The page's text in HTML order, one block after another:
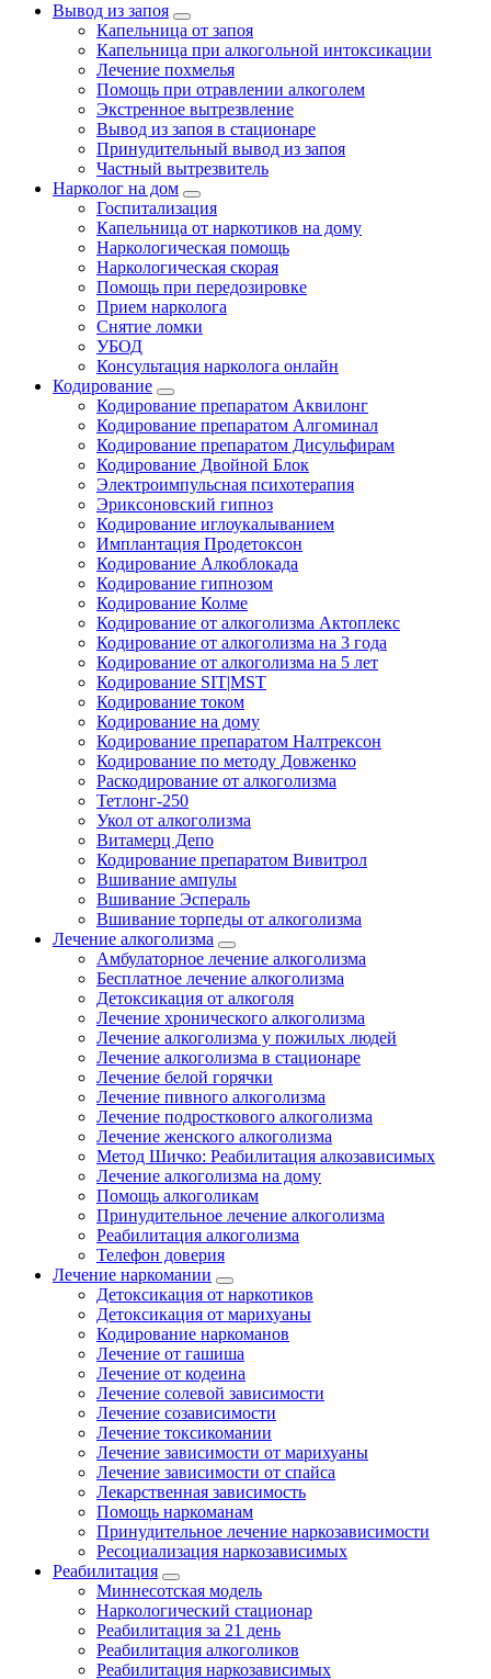
Вывод из запоя
Капельница от запоя
Капельница при алкогольной интоксикации
Лечение похмелья
Помощь при отравлении алкоголем
Экстренное вытрезвление
Вывод из запоя в стационаре
Принудительный вывод из запоя
Частный вытрезвитель
Нарколог на дом
Госпитализация
Капельница от наркотиков на дому
Наркологическая помощь
Наркологическая скорая
Помощь при передозировке
Прием нарколога
Снятие ломки
УБОД
Консультация нарколога онлайн
Кодирование
Кодирование препаратом Аквилонг
Кодирование препаратом Алгоминал
Кодирование препаратом Дисульфирам
Кодирование Двойной Блок
Электроимпульсная психотерапия
Эриксоновский гипноз
Кодирование иглоукалыванием
Имплантация Продетоксон
Кодирование Алкоблокада
Кодирование гипнозом
Кодирование Колме
Кодирование от алкоголизма Актоплекс
Кодирование от алкоголизма на 3 года
Кодирование от алкоголизма на 5 лет
Кодирование SIT|MST
Кодирование током
Кодирование на дому
Кодирование препаратом Налтрексон
Кодирование по методу Довженко
Раскодирование от алкоголизма
Тетлонг-250
Укол от алкоголизма
Витамерц Депо
Кодирование препаратом Вивитрол
Вшивание ампулы
Вшивание Эспераль
Вшивание торпеды от алкоголизма
Лечение алкоголизма
Амбулаторное лечение алкоголизма
Бесплатное лечение алкоголизма
Детоксикация от алкоголя
Лечение хронического алкоголизма
Лечение алкоголизма у пожилых людей
Лечение алкоголизма в стационаре
Лечение белой горячки
Лечение пивного алкоголизма
Лечение подросткового алкоголизма
Лечение женского алкоголизма
Метод Шичко: Реабилитация алкозависимых
Лечение алкоголизма на дому
Помощь алкоголикам
Принудительное лечение алкоголизма
Реабилитация алкоголизма
Телефон доверия
Лечение наркомании
Детоксикация от наркотиков
Детоксикация от марихуаны
Кодирование наркоманов
Лечение от гашиша
Лечение от кодеина
Лечение солевой зависимости
Лечение созависимости
Лечение токсикомании
Лечение зависимости от марихуаны
Лечение зависимости от спайса
Лекарственная зависимость
Помощь наркоманам
Принудительное лечение наркозависимости
Ресоциализация наркозависимых
Реабилитация
Миннесотская модель
Наркологический стационар
Реабилитация за 21 день
Реабилитация алкоголиков
Реабилитация наркозависимых